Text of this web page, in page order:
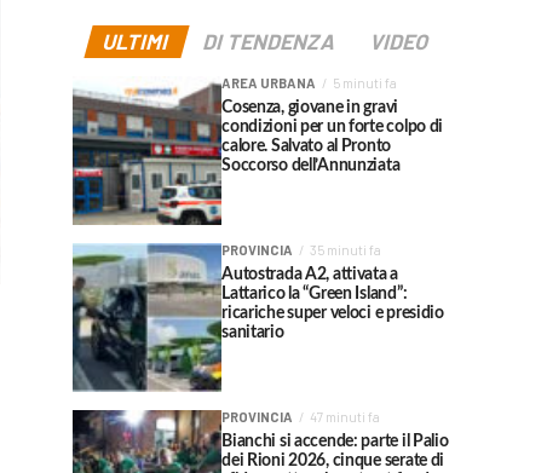
ULTIMI DI TENDENZA VIDEO
AREA URBANA 5 minuti fa
Cosenza, giovane in gravi
condizioni per un forte colpo di
calore. Salvato al Pronto
Soccorso dell’Annunziata
PROVINCIA 35 minuti fa
Autostrada A2, attivata a
Lattarico la “Green Island”:
ricariche super veloci e presidio
sanitario
PROVINCIA 47 minuti fa
Bianchi si accende: parte il Palio
dei Rioni 2026, cinque serate di